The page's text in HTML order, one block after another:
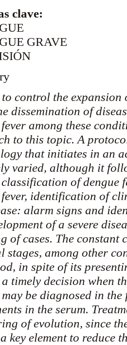
clave:
GRAVE
control the expansion
dissemination of
among these
to this topic. A
that initiates in an
varied, although it
of dengue
fever, identification of
alarm signs and
of a severe
of cases. The
stages, among other
in spite of its
timely decision when
may be diagnosed in
in the serum.
of evolution, since
key element to reduce